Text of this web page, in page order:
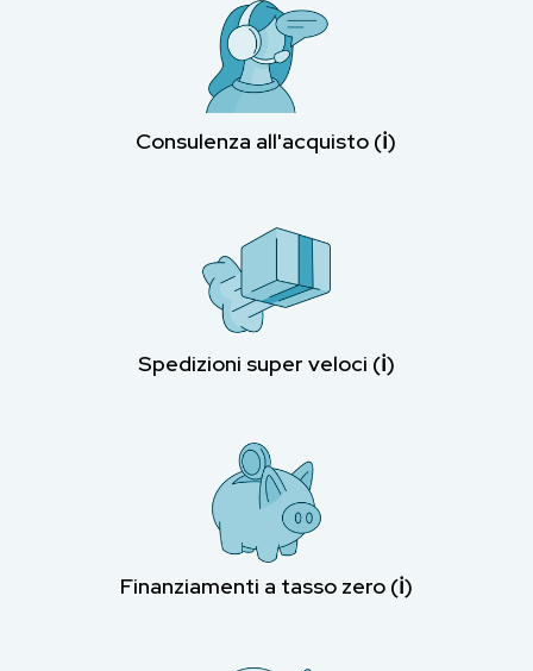
Consulenza all'acquisto (ℹ︎)
Spedizioni super veloci (ℹ︎)
Finanziamenti a tasso zero (ℹ︎)